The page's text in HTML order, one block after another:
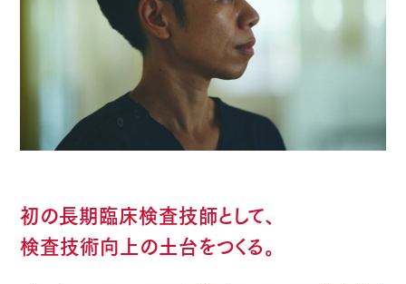
初の長期臨床検査技師として、
検査技術向上の土台をつくる。